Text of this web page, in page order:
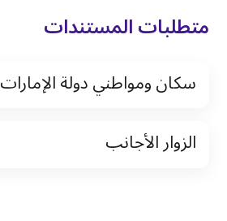
متطلبات المستندات
سكان ومواطني دولة الإمارات
نسخة من تأشيرة الاقامة
الزوار الأجانب